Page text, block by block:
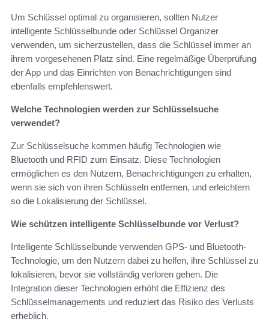
Um Schlüssel optimal zu organisieren, sollten Nutzer
intelligente Schlüsselbunde oder Schlüssel Organizer
verwenden, um sicherzustellen, dass die Schlüssel immer an
ihrem vorgesehenen Platz sind. Eine regelmäßige Überprüfung
der App und das Einrichten von Benachrichtigungen sind
ebenfalls empfehlenswert.
Welche Technologien werden zur Schlüsselsuche
verwendet?
Zur Schlüsselsuche kommen häufig Technologien wie
Bluetooth und RFID zum Einsatz. Diese Technologien
ermöglichen es den Nutzern, Benachrichtigungen zu erhalten,
wenn sie sich von ihren Schlüsseln entfernen, und erleichtern
so die Lokalisierung der Schlüssel.
Wie schützen intelligente Schlüsselbunde vor Verlust?
Intelligente Schlüsselbunde verwenden GPS- und Bluetooth-
Technologie, um den Nutzern dabei zu helfen, ihre Schlüssel zu
lokalisieren, bevor sie vollständig verloren gehen. Die
Integration dieser Technologien erhöht die Effizienz des
Schlüsselmanagements und reduziert das Risiko des Verlusts
erheblich.